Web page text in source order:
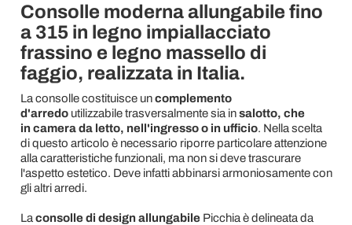
Consolle moderna allungabile fino
a 315 in legno impiallacciato
frassino e legno massello di
faggio, realizzata in Italia.
La consolle costituisce uncomplemento
d'arredo utilizzabile trasversalmente sia insalotto, che
in camera da letto, nell'ingresso o in ufficio. Nella scelta
di questo articolo è necessario riporre particolare attenzione
alla caratteristiche funzionali, ma non si deve trascurare
l'aspetto estetico. Deve infatti abbinarsi armoniosamente con
gli altri arredi.
La consolle di design allungabile Picchia è delineata da